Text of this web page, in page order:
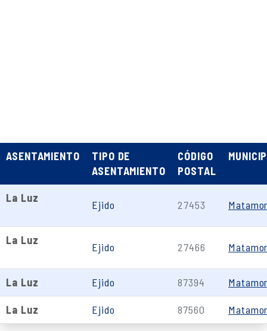
ASENTAMIENTO
TIPO DE
ASENTAMIENTO
CÓDIGO
POSTAL
La Luz
Ejido 27453
La Luz
Ejido 27466
La Luz Ejido 87394
La Luz Ejido 87560